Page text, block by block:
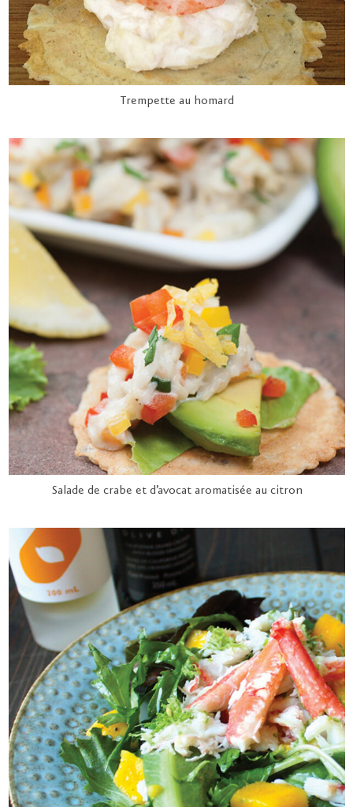
Trempette au homard
Salade de crabe et d’avocat aromatisée au citron